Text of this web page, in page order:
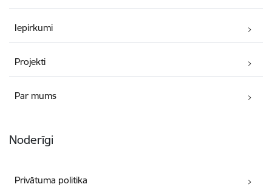
Iepirkumi
Projekti
Par mums
Noderīgi
Privātuma politika